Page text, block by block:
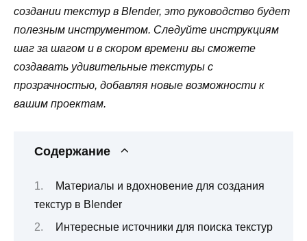
создании текстур в Blender, это руководство будет
полезным инструментом. Следуйте инструкциям
шаг за шагом и в скором времени вы сможете
создавать удивительные текстуры с
прозрачностью, добавляя новые возможности к
вашим проектам.
Содержание
Материалы и вдохновение для создания
текстур в Blender
Интересные источники для поиска текстур